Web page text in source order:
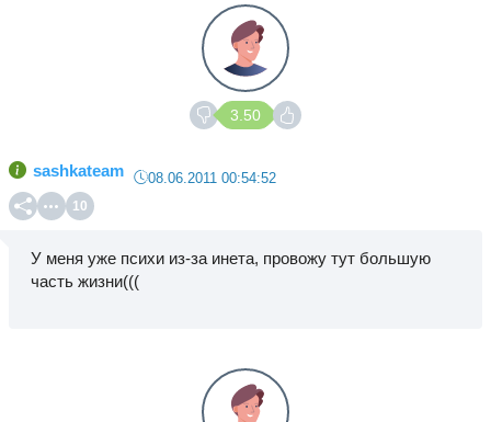
3.50
sashkateam 08.06.2011 00:54:52
10
У меня уже психи из-за инета, провожу тут большую
часть жизни(((